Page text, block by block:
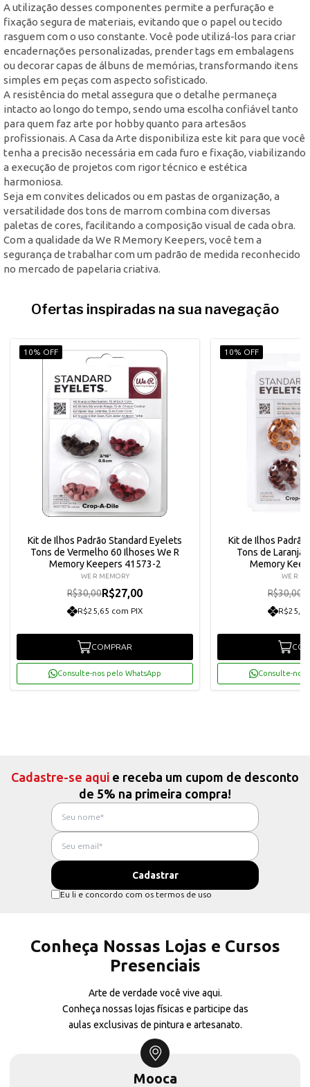
A utilização desses componentes permite a perfuração e
fixação segura de materiais, evitando que o papel ou tecido
rasguem com o uso constante. Você pode utilizá-los para criar
encadernações personalizadas, prender tags em embalagens
ou decorar capas de álbuns de memórias, transformando itens
simples em peças com aspecto sofisticado.
A resistência do metal assegura que o detalhe permaneça
intacto ao longo do tempo, sendo uma escolha confiável tanto
para quem faz arte por hobby quanto para artesãos
profissionais. A Casa da Arte disponibiliza este kit para que você
tenha a precisão necessária em cada furo e fixação, viabilizando
a execução de projetos com rigor técnico e estética
harmoniosa.
Seja em convites delicados ou em pastas de organização, a
versatilidade dos tons de marrom combina com diversas
paletas de cores, facilitando a composição visual de cada obra.
Com a qualidade da We R Memory Keepers, você tem a
segurança de trabalhar com um padrão de medida reconhecido
no mercado de papelaria criativa.
Ofertas inspiradas na sua navegação
10% OFF
Kit de Ilhos Padrão Standard Eyelets
Tons de Vermelho 60 Ilhoses We R
Memory Keepers 41573-2
WE R MEMORY
R$30,00R$27,00
R$25,65 com PIX
COMPRAR
Consulte-nos pelo WhatsApp
10% OFF
Kit de Ilhos
Tons de Laranja
Memory
WE R
R$30,00
Consulte-nos
Cadastre-se aqui e receba um cupom de desconto
de 5% na primeira compra!
Eu li e concordo com os termos de uso
Conheça Nossas Lojas e Cursos
Presenciais
Arte de verdade você vive aqui.
Conheça nossas lojas físicas e participe das
aulas exclusivas de pintura e artesanato.
Mooca